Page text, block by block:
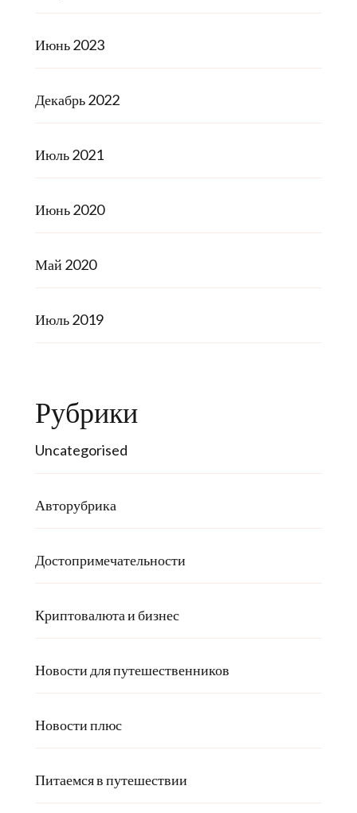
Июнь 2023
Декабрь 2022
Июль 2021
Июнь 2020
Май 2020
Июль 2019
Рубрики
Uncategorised
Авторубрика
Достопримечательности
Криптовалюта и бизнес
Новости для путешественников
Новости плюс
Питаемся в путешествии